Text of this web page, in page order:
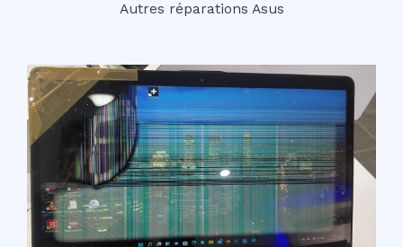
Autres réparations Asus